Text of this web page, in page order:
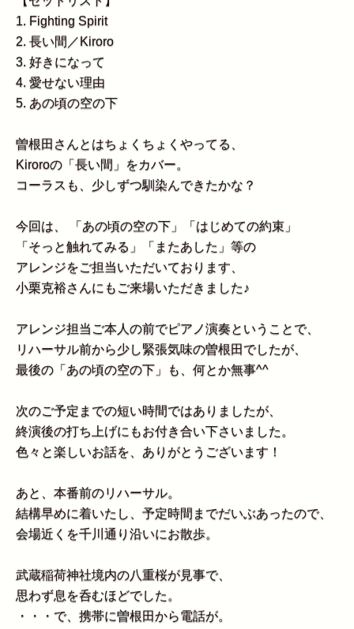
1. Fighting Spirit
2. 長い間／Kiroro
3. 好きになって
4. 愛せない理由
5. あの頃の空の下
曽根田さんとはちょくちょくやってる、
Kiroroの「長い間」をカバー。
コーラスも、少しずつ馴染んできたかな？
今回は、 「あの頃の空の下」「はじめての約束」
「そっと触れてみる」「またあした」等の
アレンジをご担当いただいております、
小栗克裕さんにもご来場いただきました♪
アレンジ担当ご本人の前でピアノ演奏ということで、
リハーサル前から少し緊張気味の曽根田でしたが、
最後の「あの頃の空の下」も、何とか無事^^
次のご予定までの短い時間ではありましたが、
終演後の打ち上げにもお付き合い下さいました。
色々と楽しいお話を、ありがとうございます！
あと、本番前のリハーサル。
結構早めに着いたし、予定時間までだいぶあったので、
会場近くを千川通り沿いにお散歩。
武蔵稲荷神社境内の八重桜が見事で、
思わず息を呑むほどでした。
・・・で、携帯に曽根田から電話が。